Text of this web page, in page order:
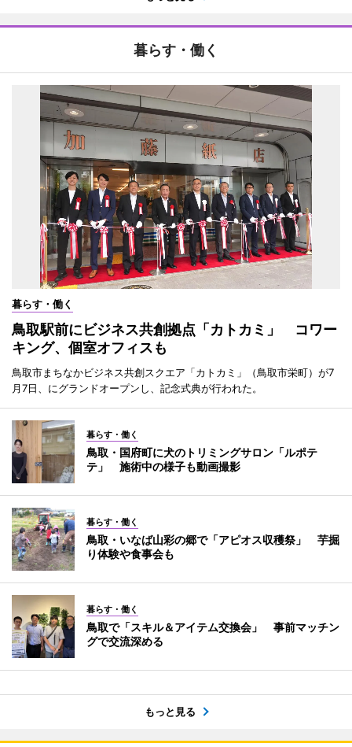
暮らす・働く
暮らす・働く
鳥取駅前にビジネス共創拠点「カトカミ」 コワー
キング、個室オフィスも
鳥取市まちなかビジネス共創スクエア「カトカミ」（鳥取市栄町）が7
月7日、にグランドオープンし、記念式典が行われた。
暮らす・働く
鳥取・国府町に犬のトリミングサロン「ルポテ
テ」 施術中の様子も動画撮影
暮らす・働く
鳥取・いなば山彩の郷で「アピオス収穫祭」 芋掘
り体験や食事会も
暮らす・働く
鳥取で「スキル＆アイテム交換会」 事前マッチン
グで交流深める
もっと見る